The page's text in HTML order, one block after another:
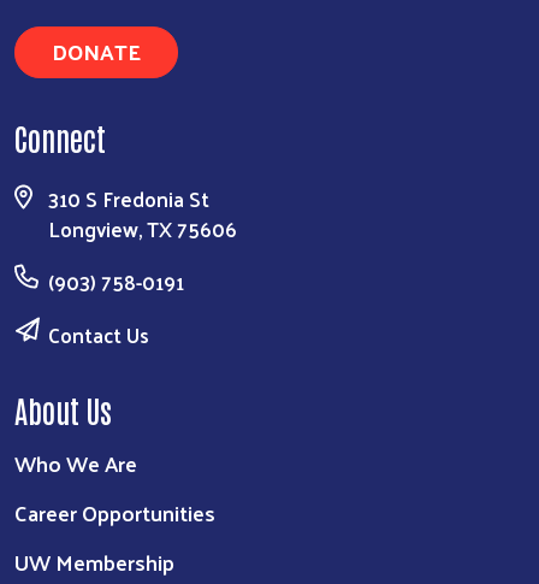
DONATE
Connect
310 S Fredonia St
Longview, TX 75606
(903) 758-0191
Contact Us
About Us
Who We Are
Career Opportunities
UW Membership